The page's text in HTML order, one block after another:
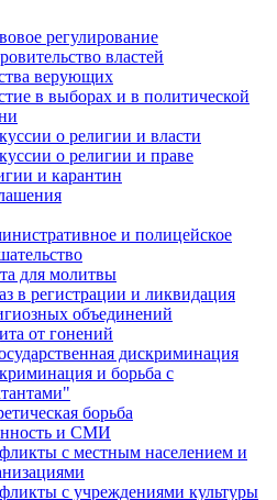
регулирование
властей
верующих
в выборах и в политической
о религии и власти
о религии и праве
и карантин
и полицейское
для молитвы
в регистрации и ликвидация
объединений
от гонений
дискриминация
и борьба с
борьба
и СМИ
с местным населением и
с учреждениями культуры